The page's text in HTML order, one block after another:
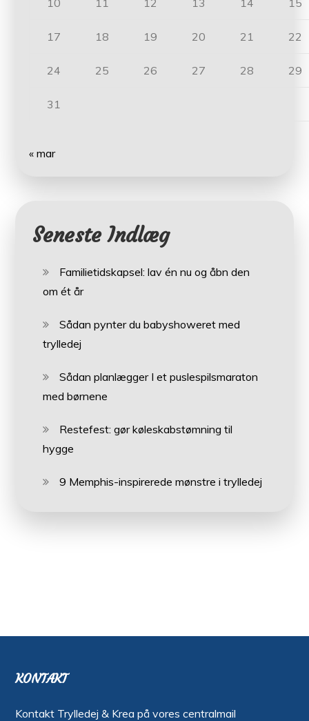
17 18 19 20 21 22
24 25 26 27 28 29
31
« mar
Seneste Indlæg
Familietidskapsel: lav én nu og åbn den
om ét år
Sådan pynter du babyshoweret med
trylledej
Sådan planlægger I et puslespilsmaraton
med børnene
Restefest: gør køleskabstømning til
hygge
9 Memphis-inspirerede mønstre i trylledej
KONTAKT
Kontakt Trylledej & Krea på vores centralmail